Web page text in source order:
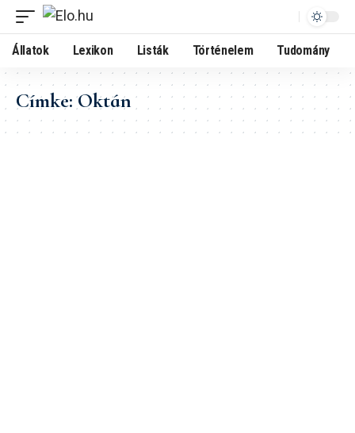
Állatok Lexikon Listák Történelem Tudomány
Címke:Oktán